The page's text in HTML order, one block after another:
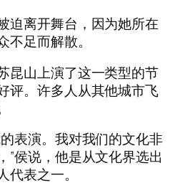
迫离开舞台，因为她所在
不足而解散。
昆山上演了这一类型的节
评。许多人从其他城市飞
表演。我对我们的文化非
”侯说，他是从文化界选出
代表之一。